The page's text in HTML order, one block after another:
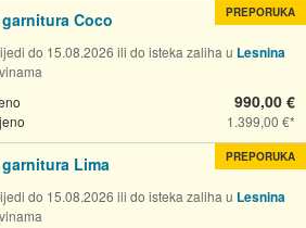
Coco
do 15.08.2026 ili do isteka zaliha u Lesnina
990,00 €
1.399,00 €
PREPORUKA
Lima
do 15.08.2026 ili do isteka zaliha u Lesnina
PREPORUKA